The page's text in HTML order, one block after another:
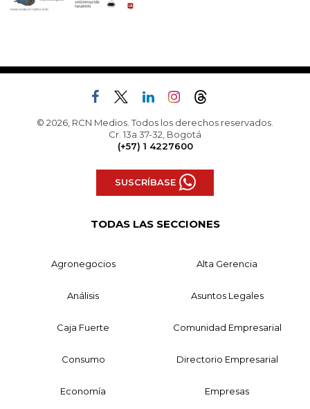
© 2026, RCN Medios. Todos los derechos reservados.
Cr. 13a 37-32, Bogotá
(+57) 1 4227600
SUSCRÍBASE
TODAS LAS SECCIONES
Agronegocios Alta Gerencia
Análisis Asuntos Legales
Caja Fuerte Comunidad Empresarial
Consumo Directorio Empresarial
Economía Empresas